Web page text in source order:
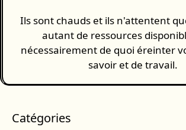
Ils sont chauds et ils n'attentent
autant de ressources
nécessairement de quoi éreinter
savoir et de travail.
Catégories